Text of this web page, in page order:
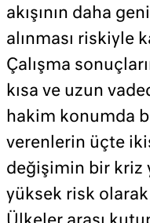
akışının daha
alınması riskiyle
Çalışma
kısa ve uzun
hakim konumda
verenlerin üçte
değişimin bir kriz
yüksek risk